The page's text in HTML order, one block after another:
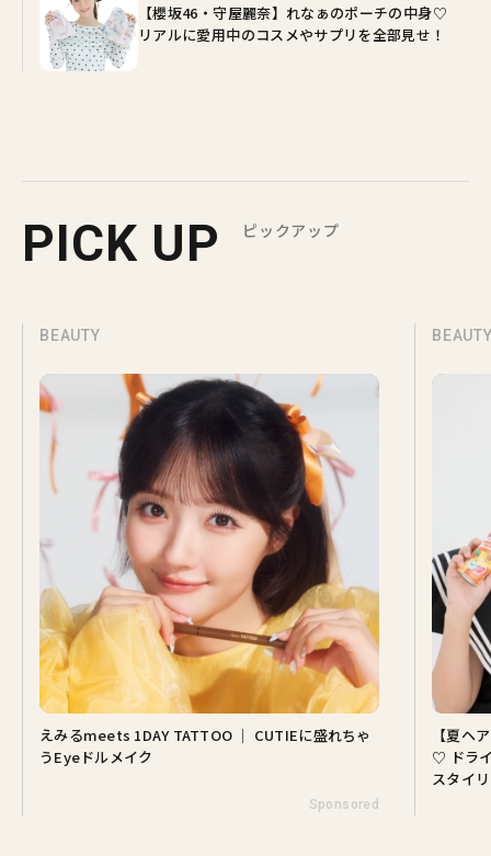
【櫻坂46・守屋麗奈】れなぁのポーチの中身♡
リアルに愛用中のコスメやサプリを全部見せ！
PICK UP ピックアップ
｜ CUTIEに盛れちゃ
【夏ヘアのくずれ・うねりに】ヘアメ
♡ ドライシャンプー「バティスト」を